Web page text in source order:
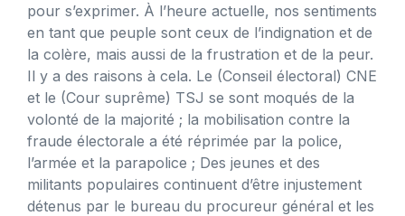
pour s’exprimer. À l’heure actuelle, nos sentiments
en tant que peuple sont ceux de l’indignation et de
la colère, mais aussi de la frustration et de la peur.
Il y a des raisons à cela. Le (Conseil électoral) CNE
et le (Cour suprême) TSJ se sont moqués de la
volonté de la majorité ; la mobilisation contre la
fraude électorale a été réprimée par la police,
l’armée et la parapolice ; Des jeunes et des
militants populaires continuent d’être injustement
détenus par le bureau du procureur général et les